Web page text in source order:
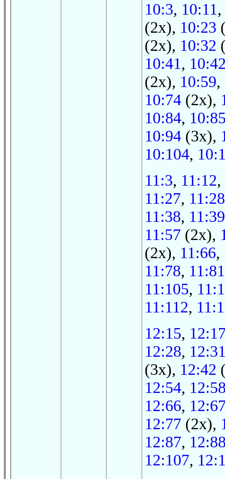
10:3, 10:11,
(2x), 10:23
(2x), 10:32
10:41,
(2x), 10:59,
10:74 (2x),
10:84,
10:94 (3x),
10:104,
11:3, 11:12,
11:27, 11:28
11:38, 11:39
11:57 (2x),
(2x), 11:66,
11:78, 11:81
11:105,
11:112,
12:15,
12:28,
(3x), 12:42
12:54,
12:66,
12:77 (2x),
12:87,
12:107,